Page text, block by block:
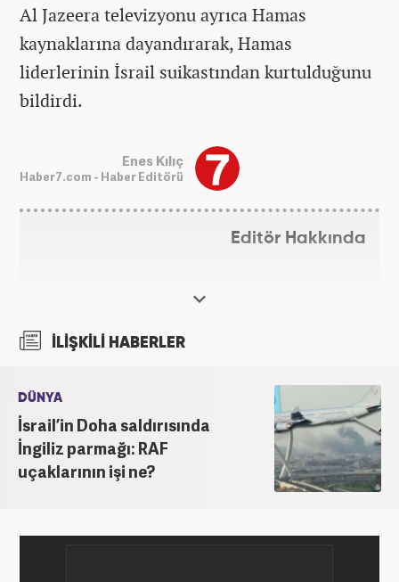
Al Jazeera televizyonu ayrıca Hamas
kaynaklarına dayandırarak, Hamas
liderlerinin İsrail suikastından kurtulduğunu
bildirdi.
Enes Kılıç
Haber7.com - Haber Editörü
Editör Hakkında
İLİŞKİLİ HABERLER
DÜNYA
İsrail’in Doha saldırısında
İngiliz parmağı: RAF
uçaklarının işi ne?